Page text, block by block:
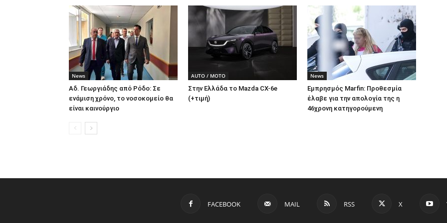
News
Αδ. Γεωργιάδης από Ρόδο: Σε
ενάμιση χρόνο, το νοσοκομείο θα
είναι καινούργιο
AUTO / MOTO
Στην Ελλάδα το Mazda CX-6e
(+τιμή)
News
Εμπρησμός Marfin: Προθεσμία
έλαβε για την απολογία της η
46χρονη κατηγορούμενη
FACEBOOK MAIL RSS X